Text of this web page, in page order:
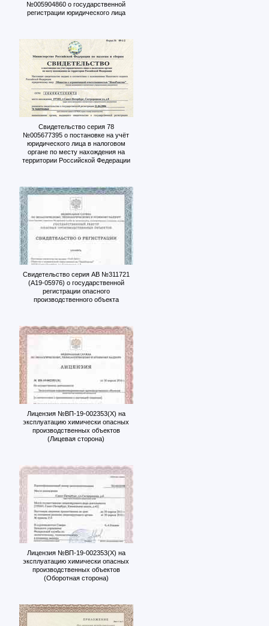
№005904860 о государственной
регистрации юридического лица
Свидетельство серия 78
№005677395 о постановке на учёт
юридического лица в налоговом
органе по месту нахождения на
территории Российской Федерации
Свидетельство серия АВ №311721
(А19-05976) о государственной
регистрации опасного
производственного объекта
Лицензия №ВП-19-002353(Х) на
эксплуатацию химически опасных
производственных объектов
(Лицевая сторона)
Лицензия №ВП-19-002353(Х) на
эксплуатацию химически опасных
производственных объектов
(Оборотная сторона)